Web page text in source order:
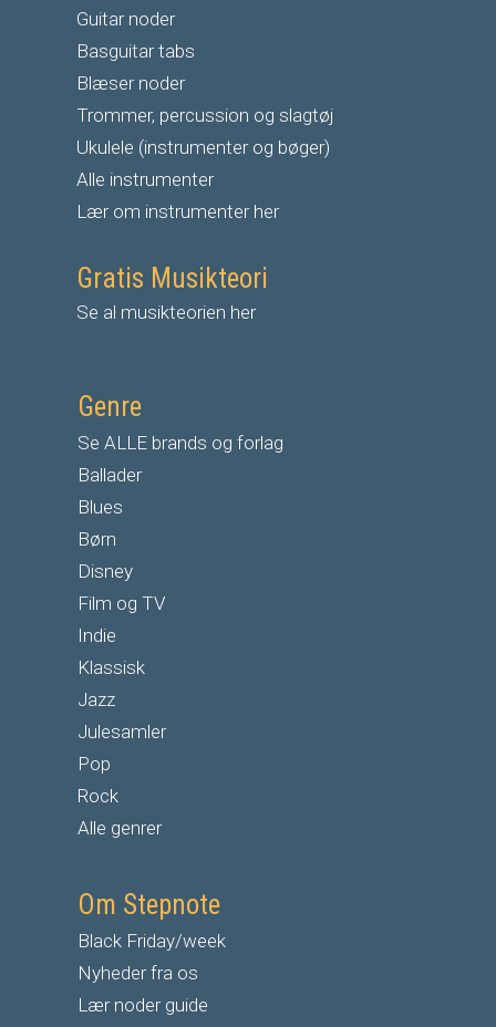
Guitar noder
Basguitar tabs
Blæser noder
Trommer, percussion og slagtøj
Ukulele (instrumenter og bøger)
Alle instrumenter
Lær om instrumenter her
Gratis Musikteori
Se al musikteorien her
Genre
Se ALLE brands og forlag
Ballader
Blues
Børn
Disney
Film og TV
Indie
Klassisk
Jazz
Julesamler
Pop
Rock
Alle genrer
Om Stepnote
Black Friday/week
Nyheder fra os
Lær noder guide